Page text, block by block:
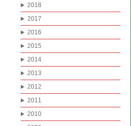
2018
2017
2016
2015
2014
2013
2012
2011
2010